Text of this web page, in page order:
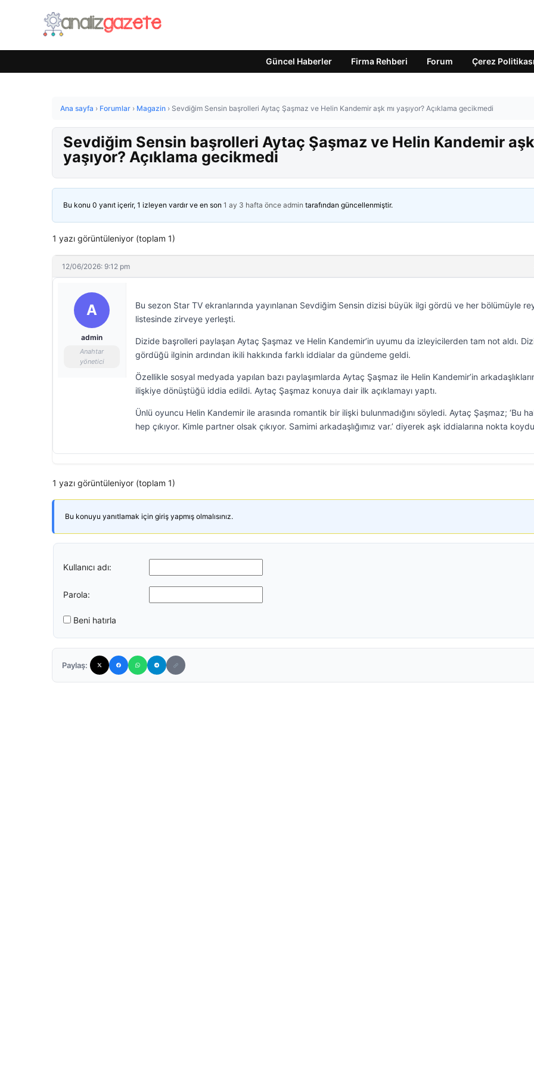
Güncel Haberler Firma Rehberi Forum Çerez Politikası
Ana sayfa › Forumlar › Magazin › Sevdiğim Sensin başrolleri Aytaç Şaşmaz ve Helin Kandemir aşk mı yaşıyor? Açıklama gecikmedi
Sevdiğim Sensin başrolleri Aytaç Şaşmaz ve Helin Kandemir aşk
yaşıyor? Açıklama gecikmedi
Bu konu 0 yanıt içerir, 1 izleyen vardır ve en son 1 ay 3 hafta önce admin tarafından güncellenmiştir.
1 yazı görüntüleniyor (toplam 1)
12/06/2026: 9:12 pm
A
admin
Anahtar
yönetici
Bu sezon Star TV ekranlarında yayınlanan Sevdiğim Sensin dizisi büyük ilgi gördü ve her bölümüyle
listesinde zirveye yerleşti.
Dizide başrolleri paylaşan Aytaç Şaşmaz ve Helin Kandemir’in uyumu da izleyicilerden tam not aldı.
gördüğü ilginin ardından ikili hakkında farklı iddialar da gündeme geldi.
Özellikle sosyal medyada yapılan bazı paylaşımlarda Aytaç Şaşmaz ile Helin Kandemir’in
ilişkiye dönüştüğü iddia edildi. Aytaç Şaşmaz konuya dair ilk açıklamayı yaptı.
Ünlü oyuncu Helin Kandemir ile arasında romantik bir ilişki bulunmadığını söyledi. Aytaç Şaşmaz; ‘Bu
hep çıkıyor. Kimle partner olsak çıkıyor. Samimi arkadaşlığımız var.’ diyerek aşk iddialarına nokta
1 yazı görüntüleniyor (toplam 1)
Bu konuyu yanıtlamak için giriş yapmış olmalısınız.
Kullanıcı adı:
Parola:
Beni hatırla
Paylaş: